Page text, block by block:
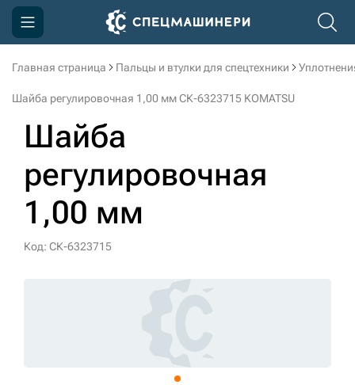
Главная страница Пальцы и втулки для спецтехники
Шайба регулировочная 1,00 мм СК-6323715 KOMATSU
Шайба
регулировочная
1,00 мм
Код: СК-6323715
Компания
Доставка и оплата
Информация
Контакты
3D тур по производству